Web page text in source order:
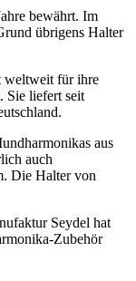
bewährt. Im
übrigens Halter
für ihre
Sie liefert seit
aus
auch
Die Halter von
Seydel hat
Zubehör